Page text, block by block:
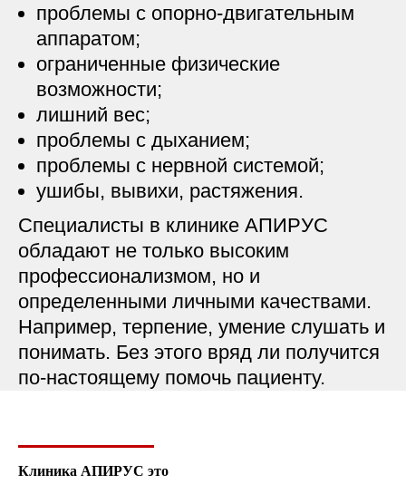
проблемы с опорно-двигательным
аппаратом;
ограниченные физические
возможности;
лишний вес;
проблемы с дыханием;
проблемы с нервной системой;
ушибы, вывихи, растяжения.
Специалисты в клинике АПИРУС
обладают не только высоким
профессионализмом, но и
определенными личными качествами.
Например, терпение, умение слушать и
понимать. Без этого вряд ли получится
по-настоящему помочь пациенту.
Клиника АПИРУС это